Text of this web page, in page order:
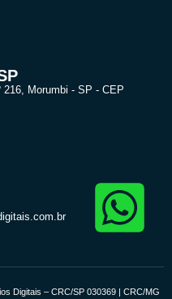
216, Morumbi - SP - CEP
Digitais – CRC/SP 030369 | CRC/MG